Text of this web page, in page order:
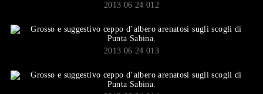
2013 06 24 012
2013 06 24 013